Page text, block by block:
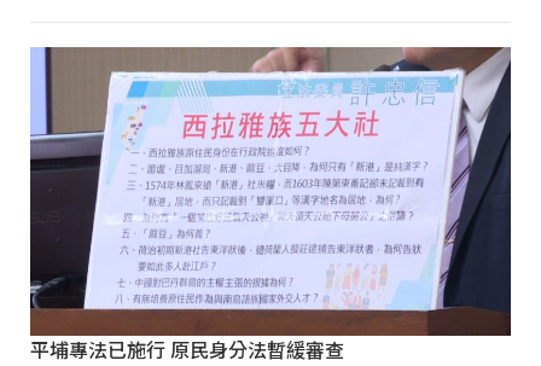
平埔專法已施行 原民身分法暫緩審查